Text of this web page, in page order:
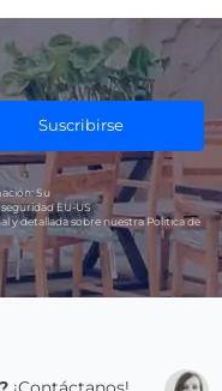
Suscribirse
Su
EU-US
y detallada sobre nuestra Política de